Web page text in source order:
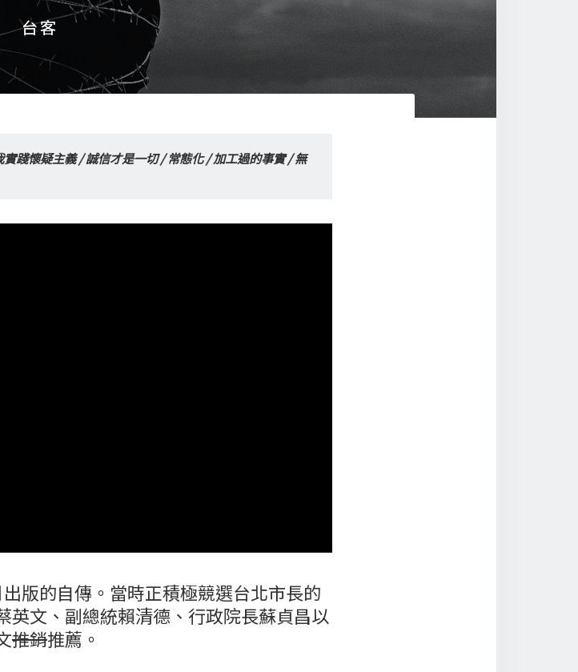
台客
台客
踐懷疑主義 / 誠信才是一切 / 常態化 / 加工過的事實 / 無
版的自傳。當時正積極競選台北市長的
英文、副總統賴清德、行政院長蘇貞昌以
推銷推薦。